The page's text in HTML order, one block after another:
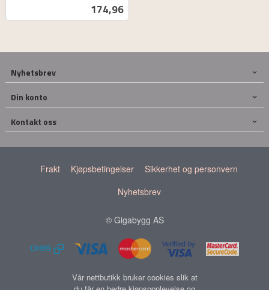
Pris
174,96
Nyhetsbrev
Din konto
Kontakt oss
Frakt Kjøpsbetingelser
Sikkerhet og personvern
Nyhetsbrev
© Gigabygg AS
Vår nettbutikk bruker cookies slik at